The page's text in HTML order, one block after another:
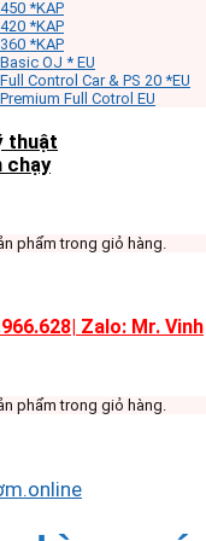
*KAP
*KAP
*KAP
OJ * EU
Control Car & PS 20 *EU
Full Cotrol EU
thuật
chạy
phẩm trong giỏ hàng.
Zalo: Mr. Vinh
phẩm trong giỏ hàng.